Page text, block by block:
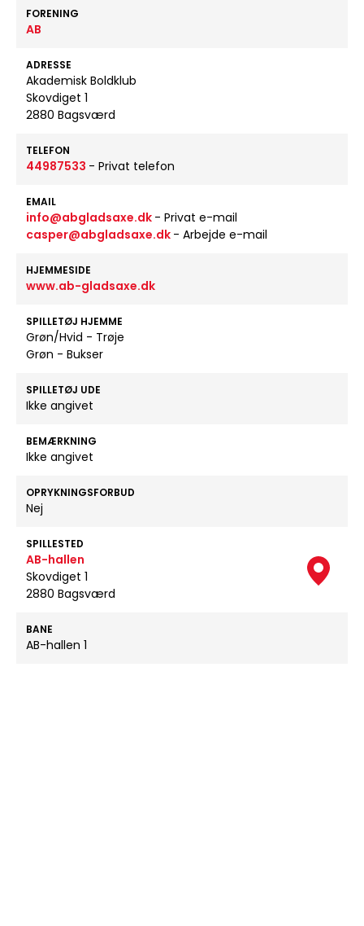
FORENING
AB
ADRESSE
Akademisk Boldklub
Skovdiget 1
2880 Bagsværd
TELEFON
44987533 - Privat telefon
EMAIL
info@abgladsaxe.dk - Privat e-mail
casper@abgladsaxe.dk - Arbejde e-mail
HJEMMESIDE
www.ab-gladsaxe.dk
SPILLETØJ HJEMME
Grøn/Hvid - Trøje
Grøn - Bukser
SPILLETØJ UDE
Ikke angivet
BEMÆRKNING
Ikke angivet
OPRYKNINGSFORBUD
Nej
SPILLESTED
AB-hallen
Skovdiget 1
2880 Bagsværd
BANE
AB-hallen 1